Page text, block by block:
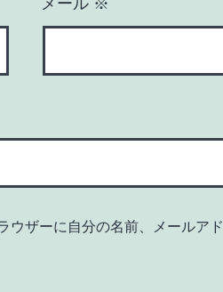
メール ※
ウザーに自分の名前、メールア